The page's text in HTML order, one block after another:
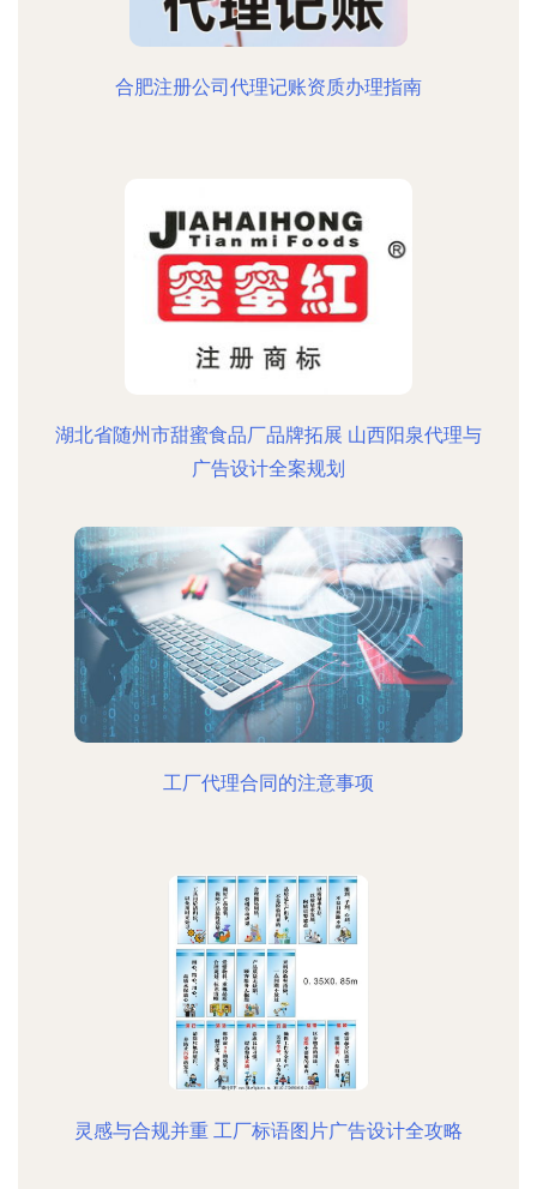
合肥注册公司代理记账资质办理指南
湖北省随州市甜蜜食品厂品牌拓展 山西阳泉代理与
广告设计全案规划
工厂代理合同的注意事项
灵感与合规并重 工厂标语图片广告设计全攻略